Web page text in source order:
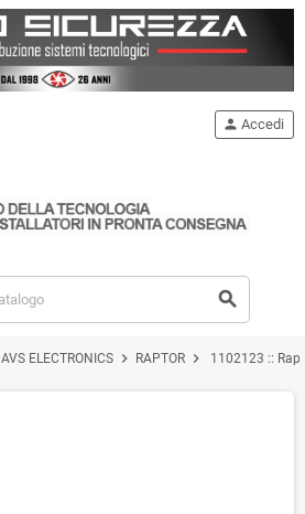
search
person Accedi
AVS ELECTRONICS chevron_right RAPTOR chevron_right 1102123 ::